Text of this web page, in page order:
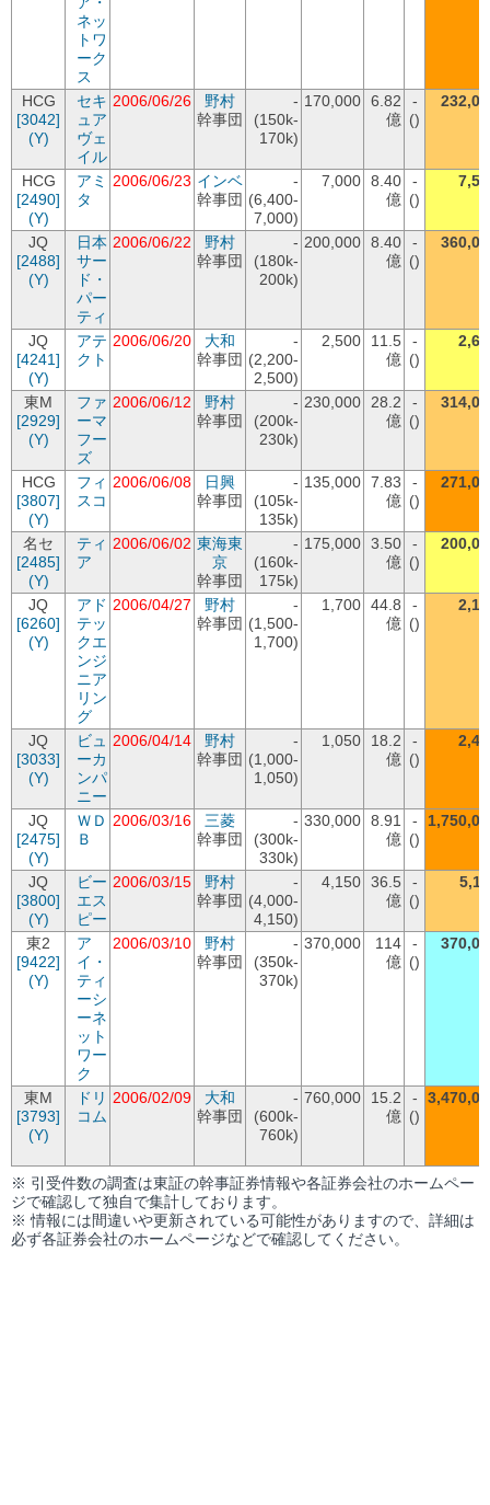
ネッ
トワ
ーク
ス
HCG
[3042]
(Y)
セキ
ュア
ヴェ
イル
2006/06/26
野村
幹事団
-
(150k-
170k)
170,000 6.82
億
-
()
HCG
[2490]
(Y)
アミ
タ
2006/06/23 インベ
幹事団
-
(6,400-
7,000)
7,000 8.40
億
-
()
JQ
[2488]
(Y)
日本
サー
ド・
パー
ティ
2006/06/22
野村
幹事団
-
(180k-
200k)
200,000 8.40
億
-
()
JQ
[4241]
(Y)
アテ
クト
2006/06/20
大和
幹事団
-
(2,200-
2,500)
2,500
11.5
億
-
()
東M
[2929]
(Y)
ファ
ーマ
フー
ズ
2006/06/12
野村
幹事団
-
(200k-
230k)
230,000
28.2
億
-
()
HCG
[3807]
(Y)
フィ
スコ
2006/06/08
日興
幹事団
-
(105k-
135k)
135,000 7.83
億
-
()
名セ
[2485]
(Y)
ティ
ア
2006/06/02 東海東
京
幹事団
-
(160k-
175k)
175,000 3.50
億
-
()
JQ
[6260]
(Y)
アド
テッ
クエ
ンジ
ニア
リン
グ
2006/04/27
野村
幹事団
-
(1,500-
1,700)
1,700 44.8
億
-
()
JQ
[3033]
(Y)
ビュ
ーカ
ンパ
ニー
2006/04/14
野村
幹事団
-
(1,000-
1,050)
1,050
18.2
億
-
()
JQ
[2475]
(Y)
ＷＤ
Ｂ
2006/03/16
三菱
幹事団
-
(300k-
330k)
330,000 8.91
億
-
()
JQ
[3800]
(Y)
ビー
エス
ピー
2006/03/15
野村
幹事団
-
(4,000-
4,150)
4,150 36.5
億
-
()
東2
[9422]
(Y)
ア
イ・
ティ
ーシ
ーネ
ット
ワー
ク
2006/03/10
野村
幹事団
-
(350k-
370k)
370,000
114
億
-
()
東M
[3793]
(Y)
ドリ
コム
2006/02/09
大和
幹事団
-
(600k-
760k)
760,000
15.2
億
-
()
※ 引受件数の調査は東証の幹事証券情報や各証券会社のホームペー
ジで確認して独自で集計しております。
※ 情報には間違いや更新されている可能性がありますので、詳細は
必ず各証券会社のホームページなどで確認してください。